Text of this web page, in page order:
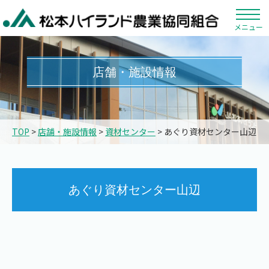
メニュー
店舗・施設情報
TOP >店舗・施設情報 > 資材センター > あぐり資材センター山辺
あぐり資材センター山辺